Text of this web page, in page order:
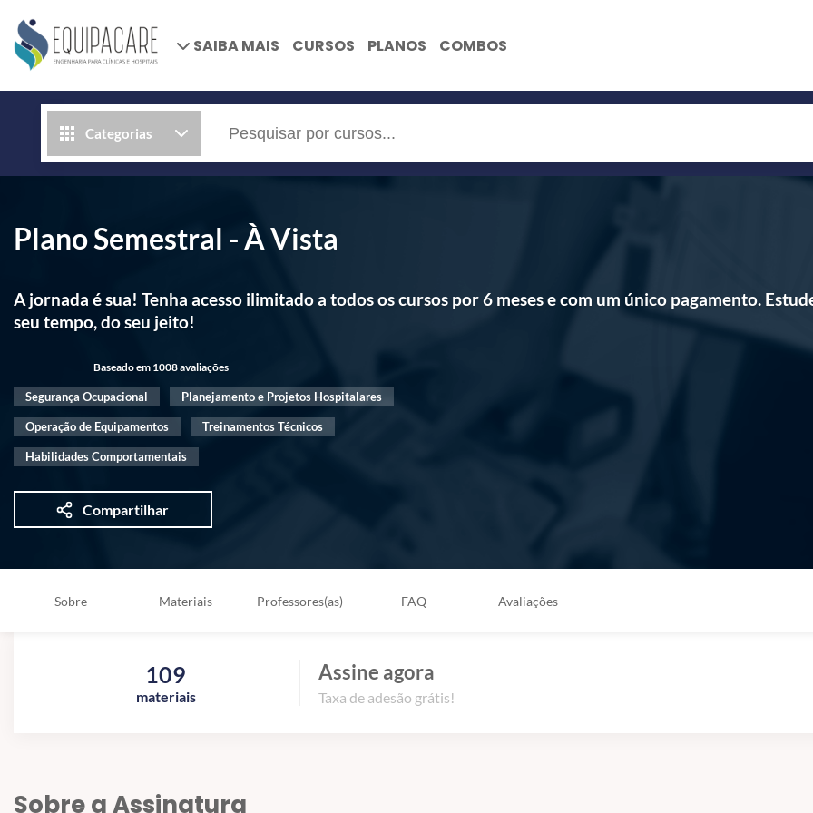
SAIBA MAIS CURSOS PLANOS COMBOS
Categorias
Plano Semestral - À Vista
A jornada é sua! Tenha acesso ilimitado a todos os cursos por 6 meses e com um único pagamento.
seu tempo, do seu jeito!
Baseado em 1008 avaliações
Segurança Ocupacional Planejamento e Projetos Hospitalares
Operação de Equipamentos Treinamentos Técnicos
Habilidades Comportamentais
Compartilhar
Sobre Materiais Professores(as) FAQ Avaliações
109
materiais
Assine agora
Taxa de adesão grátis!
Sobre a Assinatura